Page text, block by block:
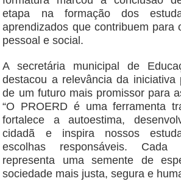
etapa na formação dos
aprendizados que contribuem para
pessoal e social.
A secretária municipal de
destacou a relevância da iniciativa
de um futuro mais promissor para
“O PROERD é uma ferramenta
fortalece a autoestima,
cidadã e inspira nossos
escolhas responsáveis. Cada
representa uma semente de
sociedade mais justa, segura e